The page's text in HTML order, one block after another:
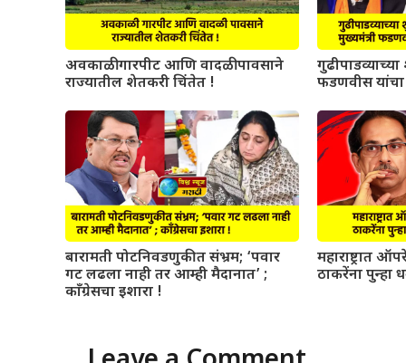
अवकाळी गारपीट आणि वादळी पावसाने
राज्यातील शेतकरी चिंतेत !
फडणवीस
बारामती पोटनिवडणुकीत संभ्रम; ‘पवार
गट लढला नाही तर आम्ही मैदानात’ ;
काँग्रेसचा इशारा !
महाराष्ट्रात
ठाकरेंना पुन्हा